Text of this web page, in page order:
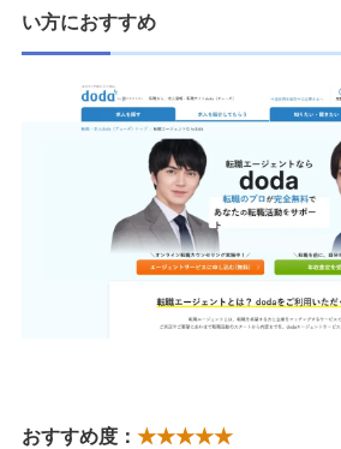
い方におすすめ
おすすめ度： ★★★★★